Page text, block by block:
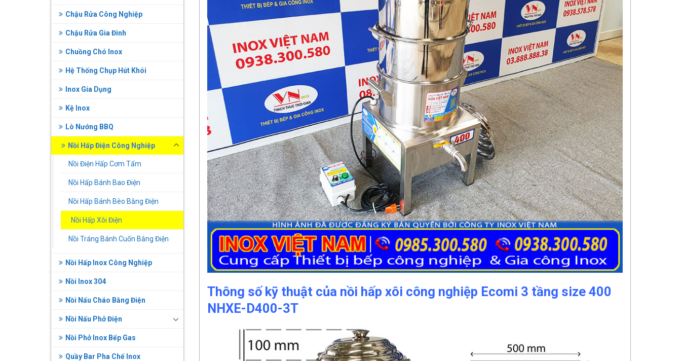
Chậu Rửa Công Nghiệp
Chậu Rửa Gia Đình
Chuồng Chó Inox
Hệ Thống Chụp Hút Khói
Inox Gia Dụng
Kệ Inox
Lò Nướng BBQ
Nồi Hấp Điện Công Nghiệp
Nồi Điện Hấp Cơm Tấm
Nồi Hấp Bánh Bao Điện
Nồi Hấp Bánh Bèo Bằng Điện
Nồi Hấp Xôi Điện
Nồi Tráng Bánh Cuốn Bằng Điện
Nồi Hấp Inox Công Nghiệp
Nồi Inox 304
Nồi Nấu Cháo Bằng Điện
Nồi Nấu Phở Điện
Nồi Phở Inox Bếp Gas
Quầy Bar Pha Chế Inox
Thông số kỹ thuật của nồi hấp xôi công nghiệp Ecomi 3 tầng size 400
NHXE-D400-3T